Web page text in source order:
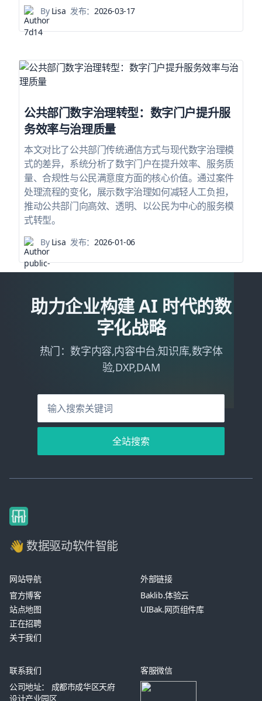
ByLisa 发布：2026-03-17
公共部门数字治理转型：数字门户提升服
务效率与治理质量
本文对比了公共部门传统通信方式与现代数字治理模
式的差异，系统分析了数字门户在提升效率、服务质
量、合规性与公民满意度方面的核心价值。通过案件
处理流程的变化，展示数字治理如何减轻人工负担，
推动公共部门向高效、透明、以公民为中心的服务模
式转型。
ByLisa 发布：2026-01-06
助力企业构建 AI 时代的数
字化战略
热门：数字内容,内容中台,知识库,数字体
验,DXP,DAM
全站搜索
👋 数据驱动软件智能
网站导航
官方博客
站点地图
正在招聘
关于我们
外部链接
Baklib.体验云
UIBak.网页组件库
联系我们
公司地址： 成都市成华区天府
设计产业园区
客服微信